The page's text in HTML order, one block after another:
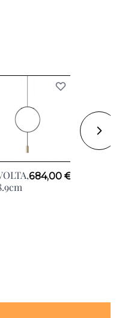
684,00 €